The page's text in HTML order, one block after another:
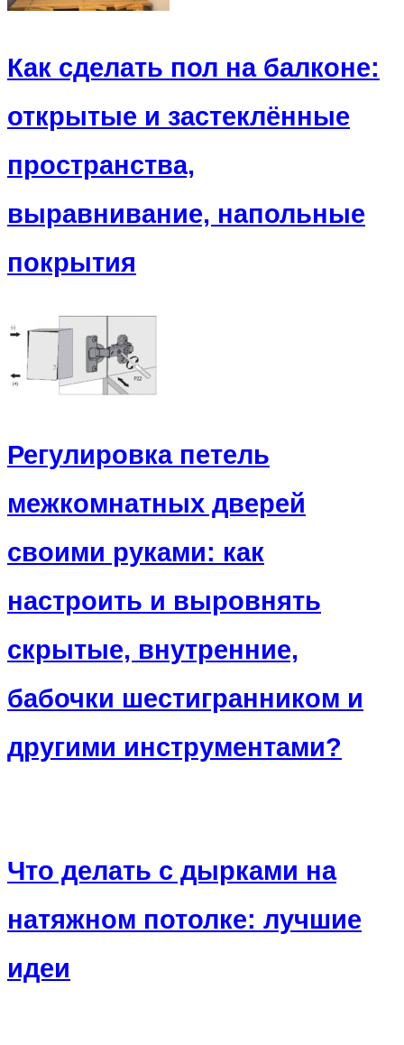
Как сделать пол на балконе:
открытые и застеклённые
пространства,
выравнивание, напольные
покрытия
Регулировка петель
межкомнатных дверей
своими руками: как
настроить и выровнять
скрытые, внутренние,
бабочки шестигранником и
другими инструментами?
Что делать с дырками на
натяжном потолке: лучшие
идеи